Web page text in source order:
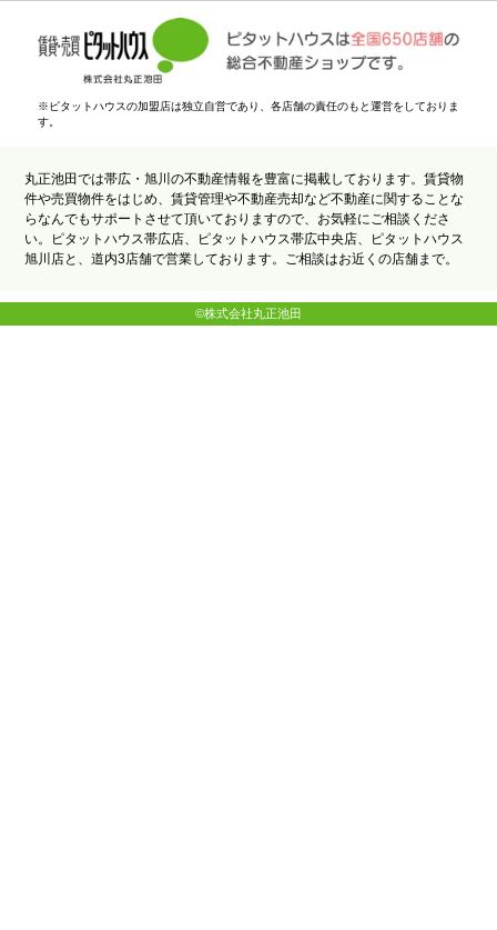
※ピタットハウスの加盟店は独立自営であり、各店舗の責任のもと運営をしておりま
す。
丸正池田では帯広・旭川の不動産情報を豊富に掲載しております。賃貸物
件や売買物件をはじめ、賃貸管理や不動産売却など不動産に関することな
らなんでもサポートさせて頂いておりますので、お気軽にご相談くださ
い。ピタットハウス帯広店、ピタットハウス帯広中央店、ピタットハウス
旭川店と、道内3店舗で営業しております。ご相談はお近くの店舗まで。
©株式会社丸正池田